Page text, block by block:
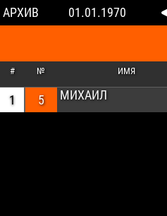
АРХИВ 01.01.1970
# № ИМЯ
1 5 МИХАИЛ